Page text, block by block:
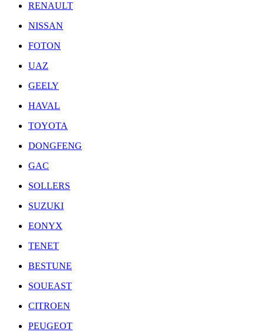
RENAULT
NISSAN
FOTON
UAZ
GEELY
HAVAL
TOYOTA
DONGFENG
GAC
SOLLERS
SUZUKI
EONYX
TENET
BESTUNE
SOUEAST
CITROEN
PEUGEOT